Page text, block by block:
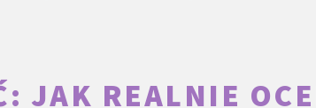
JAK REALNIE